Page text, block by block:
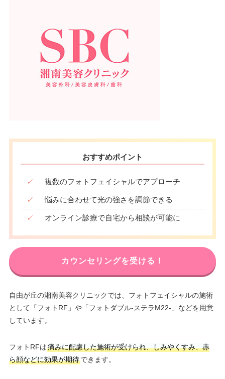
おすすめポイント
✓ 複数のフォトフェイシャルでアプローチ
✓ 悩みに合わせて光の強さを調節できる
✓ オンライン診療で自宅から相談が可能に
カウンセリングを受ける！
自由が丘の湘南美容クリニックでは、フォトフェイシャルの施術
として「フォトRF」や「フォトダブル-ステラM22-」などを用意
しています。
フォトRFは痛みに配慮した施術が受けられ、しみやくすみ、赤
ら顔などに効果が期待できます。